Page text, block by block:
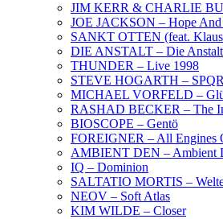
JIM KERR & CHARLIE
JOE JACKSON – Hope
SANKT OTTEN (feat. Klaus
DIE ANSTALT – Die Anstalt
THUNDER – Live 1998
STEVE HOGARTH –
MICHAEL VORFELD –
RASHAD BECKER – The
BIOSCOPE – Gentö
FOREIGNER – All Engines
AMBIENT DEN – Ambient
IQ – Dominion
SALTATIO MORTIS –
NEOV – Soft Atlas
KIM WILDE – Closer